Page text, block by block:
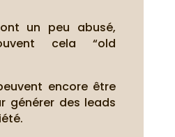
un peu abusé,
cela “old
encore être
générer des leads